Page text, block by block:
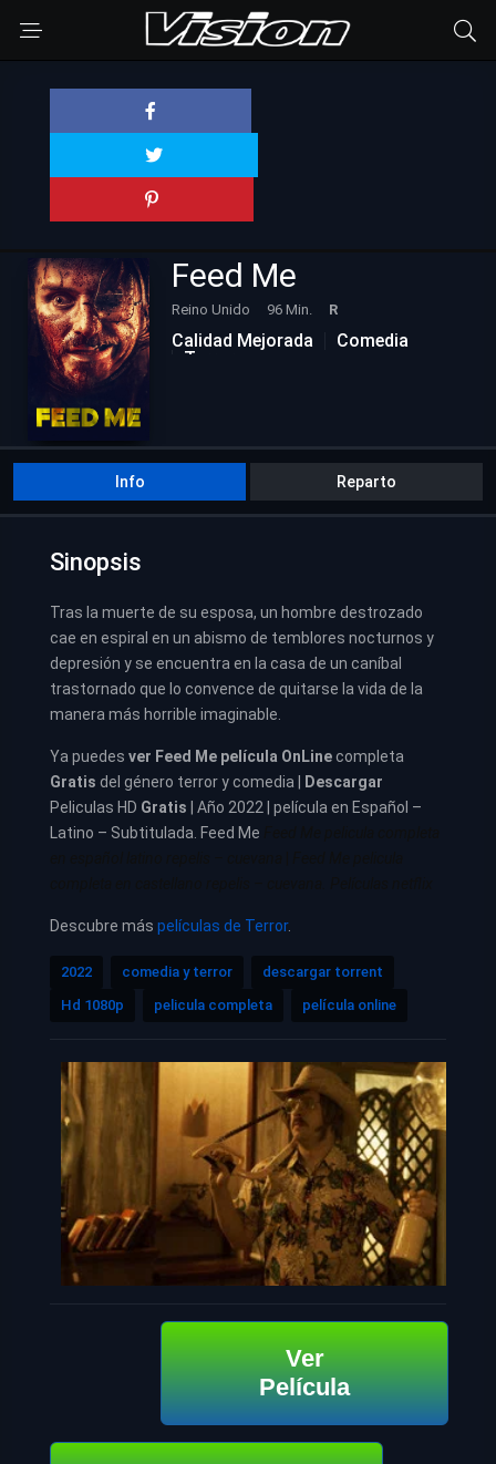
Feed Me
Reino Unido 96 Min. R
Calidad Mejorada
Comedia
Terror
Info Reparto
Sinopsis
Tras la muerte de su esposa, un hombre destrozado
cae en espiral en un abismo de temblores nocturnos y
depresión y se encuentra en la casa de un caníbal
trastornado que lo convence de quitarse la vida de la
manera más horrible imaginable.
Ya puedes ver Feed Me película OnLinecompleta
Gratis del género terror y comedia |
Descargar
Peliculas HD Gratis | Año 2022 | película en Español –
Latino – Subtitulada. Feed Me
Descubre más películas de Terror.
2022 comedia y terror
descargar torrent
Hd 1080p
pelicula completa película online
Ver
Película